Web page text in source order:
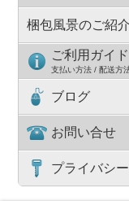
梱包風景のご紹介
ご利用ガイド
支払い方法 / 配送方
ブログ
お問い合せ
プライバシ